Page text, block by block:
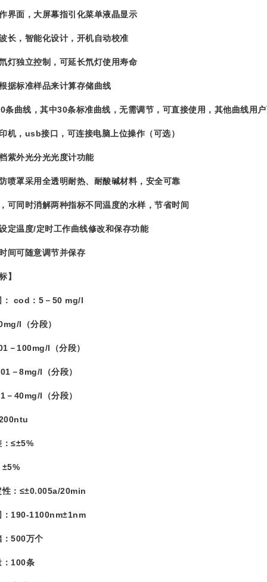
，大屏幕指引化菜单液晶显示
智能化设计，开机自动校准
立控制，可延长氘灯使用寿命
准样品来计算存储曲线
线，其中30条标准曲线，无需调节，可直接使用，其他曲线用户
usb接口，可连接电脑上位操作（可选）
外光分光光度计功能
采用全透明耐热、耐酸碱材料，安全可靠
时消解两种指标不同温度的水样，节省时间
度/定时工作曲线修改和保存功能
可随意调节并保存
】
cod：5－50 mg/l
l（分段）
100mg/l（分段）
8mg/l（分段）
l（分段）
≤±5%
：≤±0.005a/20min
190-1100nm±1nm
500万个
100条